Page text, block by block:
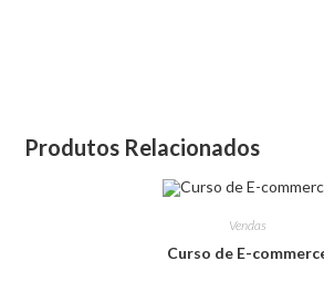
Produtos Relacionados
Vendas
Curso de E-